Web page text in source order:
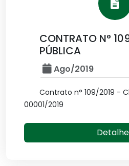
CONTRATO N°
PÚBLICA
Ago/2019
Contrato n° 109/2019 -
00001/2019